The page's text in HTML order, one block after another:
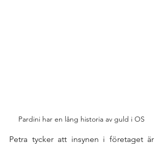
Pardini har en lång historia av guld i OS
Petra tycker att insynen i företaget är